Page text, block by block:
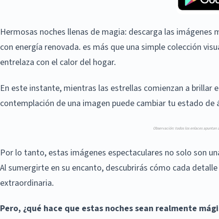
Hermosas noches llenas de magia: descarga las
con energía renovada. es más que una simple colección
entrelaza con el calor del hogar.
En este instante, mientras las estrellas comienzan a
contemplación de una imagen puede cambiar tu estado de
Observación: todos los enlaces
Por lo tanto, estas imágenes espectaculares no solo son
Al sumergirte en su encanto, descubrirás cómo cada
extraordinaria.
Pero, ¿qué hace que estas noches sean realmente